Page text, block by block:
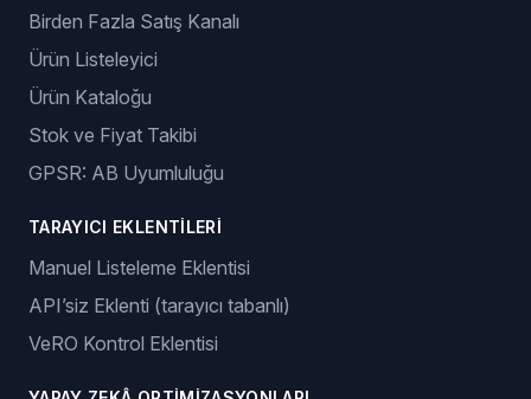
Birden Fazla Satış Kanalı
Ürün Listeleyici
Ürün Kataloğu
Stok ve Fiyat Takibi
GPSR: AB Uyumluluğu
TARAYICI EKLENTILERI
Manuel Listeleme Eklentisi
API’siz Eklenti (tarayıcı tabanlı)
VeRO Kontrol Eklentisi